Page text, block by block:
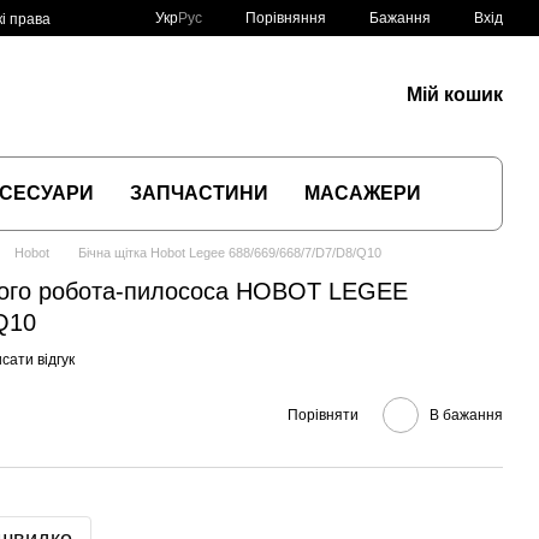
права
УкрРус Порівняння Бажання Вхід
Мій кошик
ЗАПЧАСТИНИ МАСАЖЕРИ
Hobot Бічна щітка Hobot Legee 688/669/668/7/D7/D8/Q10
робота-пилососа HOBOT LEGEE
відгук
Порівняти В бажання